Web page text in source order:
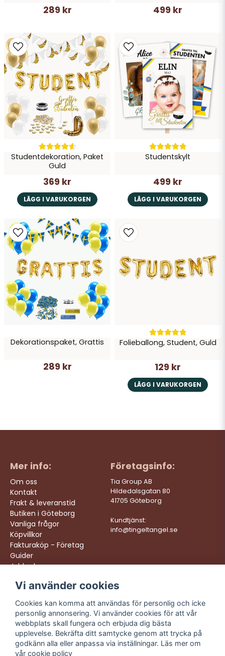
289 kr 499 kr
Studentdekoration, Paket
Guld
369 kr
LÄGG I VARUKORGEN
Studentskylt
499 kr
LÄGG I VARUKORGEN
Dekorationspaket, Grattis
289 kr
Folieballong, Student, Guld
129 kr
LÄGG I VARUKORGEN
Mer info:
Om oss
Kontakt
Frakt & leveranstid
Butiken i Göteborg
Vanliga frågor
Köpvillkor
Fakturaköp - Företag
Guider
Jobba hos oss
Företagsinfo:
Tia Group AB
Hildedalsgatan 80
41705 Göteborg
Kundtjänst:
info@tingeltangel.se
Följ oss:
Instagram
Facebook
TikTok
YouTube
Vi levererar:
Snabba leveranser
Trygga köp
Fri frakt över 499:-
Trevlig kundtjänst
Vi använder cookies
Cookies kan komma att användas för personlig och icke
personlig annonsering. Vi använder cookies för att vår
webbplats skall fungera och erbjuda dig bästa
upplevelse. Bekräfta ditt samtycke genom att trycka på
godkänn alla eller anpassa via inställningar. Läs mer om
vår cookie policy